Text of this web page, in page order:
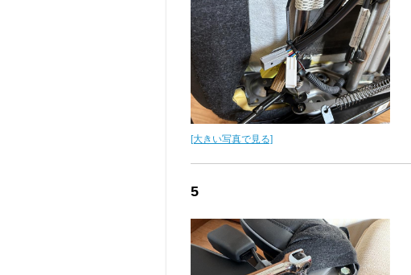
[大きい写真で見る]
5